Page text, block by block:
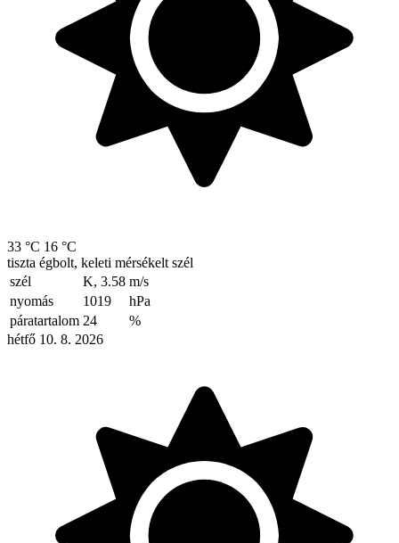
33 °C 16 °C
tiszta égbolt, keleti mérsékelt szél
szél
K, 3.58 m/s
nyomás
1019
hPa
páratartalom 24
%
hétfő 10. 8. 2026